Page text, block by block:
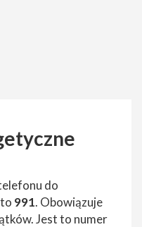
do
991. Obowiązuje
Jest to numer